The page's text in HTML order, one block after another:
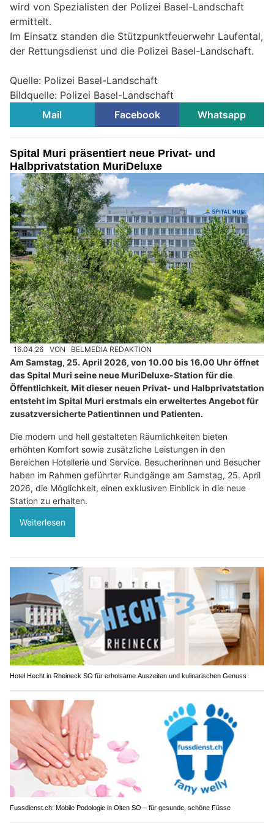
wird von Spezialisten der Polizei Basel-Landschaft
ermittelt.
Im Einsatz standen die Stützpunktfeuerwehr Laufental,
der Rettungsdienst und die Polizei Basel-Landschaft.
Quelle: Polizei Basel-Landschaft
Bildquelle: Polizei Basel-Landschaft
Mail
Facebook Whatsapp
Spital Muri präsentiert neue Privat- und
Halbprivatstation MuriDeluxe
16.04.26 VON BELMEDIA REDAKTION
Am Samstag, 25. April 2026, von 10.00 bis 16.00 Uhr öffnet
das Spital Muri seine neue MuriDeluxe-Station für die
Öffentlichkeit. Mit dieser neuen Privat- und Halbprivatstation
entsteht im Spital Muri erstmals ein erweitertes Angebot für
zusatzversicherte Patientinnen und Patienten.
Die modern und hell gestalteten Räumlichkeiten bieten
erhöhten Komfort sowie zusätzliche Leistungen in den
Bereichen Hotellerie und Service. Besucherinnen und Besucher
haben im Rahmen geführter Rundgänge am Samstag, 25. April
2026, die Möglichkeit, einen exklusiven Einblick in die neue
Station zu erhalten.
Weiterlesen
Hotel Hecht in Rheineck SG für erholsame Auszeiten und kulinarischen Genuss
Fussdienst.ch: Mobile Podologie in Olten SO – für gesunde, schöne Füsse